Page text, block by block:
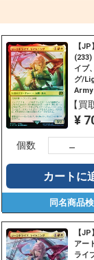
【
(233)
イブ
グ/
Army
[FIN]
【買
¥
個数 －
カートに
同名商品
【
アー
ライ